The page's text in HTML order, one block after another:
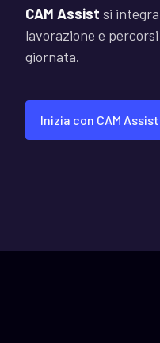
CAM Assist si
lavorazione e
giornata.
Inizia con CAM